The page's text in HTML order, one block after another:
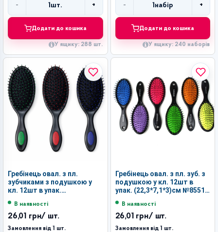
- 1 шт. +
Додати до кошика
У ящику: 288 шт.
-
Кількість
1 набір +
Додати до кошика
У ящику: 240 наборів
Гребінець овал. з пл.
зубчиками з подушкою у
кл. 12шт в упак.
В наявності
26,01 грн/ шт.
Замовлення від 1 шт.
Гребінець овал. з пл. зуб. з
подушкою у кл. 12шт в
упак. (22,3*7,1*3)см №8551С
В наявності
26,01 грн/ шт.
Замовлення від 1 шт.